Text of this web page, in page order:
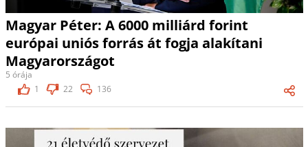
Magyar Péter: A 6000 milliárd forint
európai uniós forrás át fogja alakítani
Magyarországot
5 órája
1
22 136